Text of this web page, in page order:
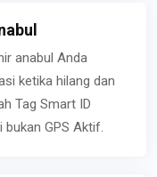
anabul Anda
ketika hilang dan
Tag Smart ID
bukan GPS Aktif.